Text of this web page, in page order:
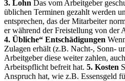
3. Lohn Das vom Arbeitgeber
üblichen Terminen gezahlt werden
entsprechen, das der Mitarbeiter
er während der Freistellung von der
4. Übliche“ Entschädigungen
Zulagen erhält (z.B. Nacht-, Sonn-
Arbeitgeber diese weiter zahlen,
Arbeitspflicht befreit hat. 5. Kosten
Anspruch hat, wie z.B. Essensgeld